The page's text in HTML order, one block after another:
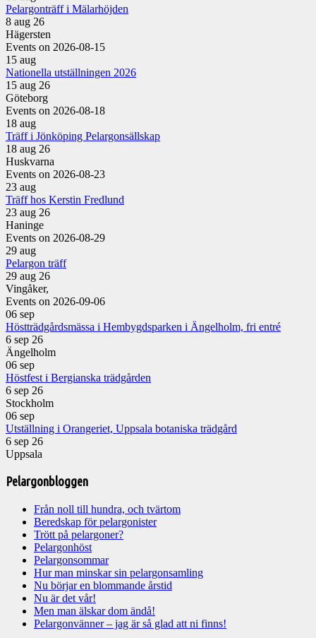
Pelargonträff i Mälarhöjden
8 aug 26
Hägersten
Events on 2026-08-15
15 aug
Nationella utställningen 2026
15 aug 26
Göteborg
Events on 2026-08-18
18 aug
Träff i Jönköping Pelargonsällskap
18 aug 26
Huskvarna
Events on 2026-08-23
23 aug
Träff hos Kerstin Fredlund
23 aug 26
Haninge
Events on 2026-08-29
29 aug
Pelargon träff
29 aug 26
Vingåker,
Events on 2026-09-06
06 sep
Höstträdgårdsmässa i Hembygdsparken i Ängelholm, fri entré
6 sep 26
Ängelholm
06 sep
Höstfest i Bergianska trädgården
6 sep 26
Stockholm
06 sep
Utställning i Orangeriet, Uppsala botaniska trädgård
6 sep 26
Uppsala
Pelargonbloggen
Från noll till hundra, och tvärtom
Beredskap för pelargonister
Trött på pelargoner?
Pelargonhöst
Pelargonsommar
Hur man minskar sin pelargonsamling
Nu börjar en blommande årstid
Nu är det vår!
Men man älskar dom ändå!
Pelargonvänner – jag är så glad att ni finns!